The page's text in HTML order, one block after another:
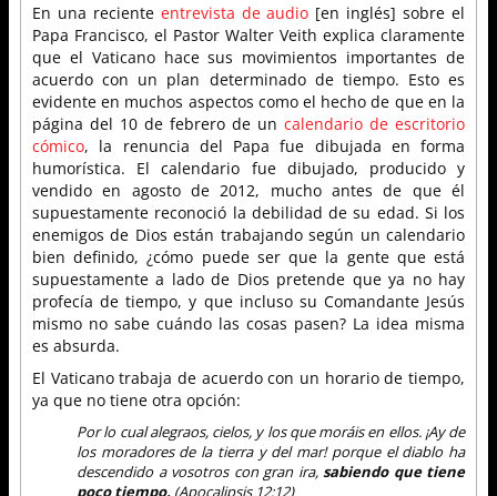
En una reciente entrevista de audio [en inglés] sobre el
Papa Francisco, el Pastor Walter Veith explica claramente
que el Vaticano hace sus movimientos importantes de
acuerdo con un plan determinado de tiempo. Esto es
evidente en muchos aspectos como el hecho de que en la
página del 10 de febrero de un calendario de escritorio
cómico, la renuncia del Papa fue dibujada en forma
humorística. El calendario fue dibujado, producido y
vendido en agosto de 2012, mucho antes de que él
supuestamente reconoció la debilidad de su edad. Si los
enemigos de Dios están trabajando según un calendario
bien definido, ¿cómo puede ser que la gente que está
supuestamente a lado de Dios pretende que ya no hay
profecía de tiempo, y que incluso su Comandante Jesús
mismo no sabe cuándo las cosas pasen? La idea misma
es absurda.
El Vaticano trabaja de acuerdo con un horario de tiempo,
ya que no tiene otra opción:
Por lo cual alegraos, cielos, y los que moráis en ellos. ¡Ay de
los moradores de la tierra y del mar! porque el diablo ha
descendido a vosotros con gran ira, sabiendo que tiene
poco tiempo. (Apocalipsis 12:12)